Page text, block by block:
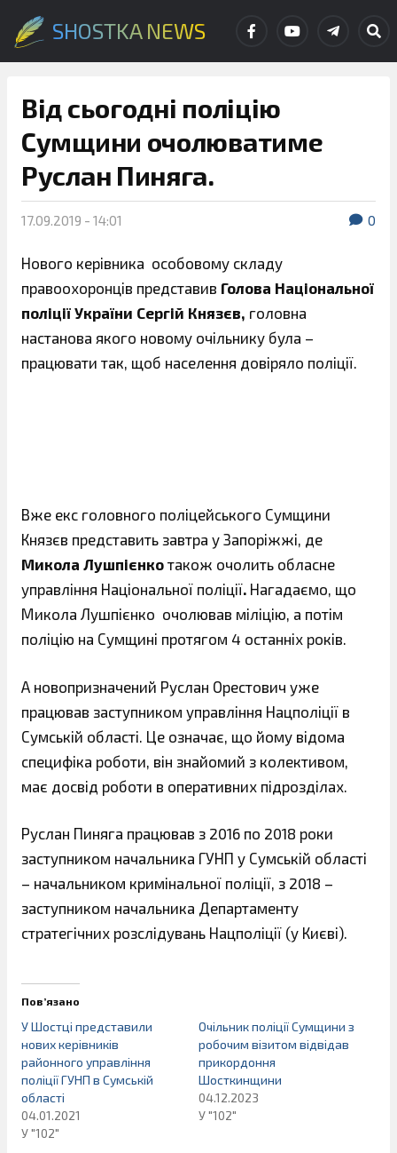
SHOSTKA NEWS
Від сьогодні поліцію
Сумщини очолюватиме
Руслан Пиняга.
17.09.2019 - 14:01 0
Нового керівника особовому складу
правоохоронців представив Голова Національної
поліції України Сергій Князєв, головна
настанова якого новому очільнику була –
працювати так, щоб населення довіряло поліції.
Вже екс головного поліцейського Сумщини
Князєв представить завтра у Запоріжжі, де
Микола Лушпієнко також очолить обласне
управління Національної поліції. Нагадаємо, що
Микола Лушпієнко очолював міліцію, а потім
поліцію на Сумщині протягом 4 останніх років.
А новопризначений Руслан Орестович уже
працював заступником управління Нацполіції в
Сумській області. Це означає, що йому відома
специфіка роботи, він знайомий з колективом,
має досвід роботи в оперативних підрозділах.
Руслан Пиняга працював з 2016 по 2018 роки
заступником начальника ГУНП у Сумській області
– начальником кримінальної поліції, з 2018 –
заступником начальника Департаменту
стратегічних розслідувань Нацполіції (у Києві).
Пов’язано
У Шостці представили
нових керівників
районного управління
поліції ГУНП в Сумській
області
04.01.2021
У "102"
Очільник поліції Сумщини з
робочим візитом відвідав
прикордоння
Шосткинщини
04.12.2023
У "102"